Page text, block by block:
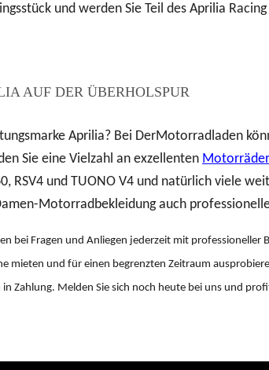
und werden Sie Teil des Aprilia Racing
AUF DER ÜBERHOLSPUR
Aprilia? Bei DerMotorradladen
Sie eine Vielzahl an exzellenten
RSV4 und TUONO V4 und natürlich viele
Motorradbekleidung auch
bei Fragen und Anliegen jederzeit mit professioneller
mieten und für einen begrenzten Zeitraum
Zahlung. Melden Sie sich noch heute bei uns und